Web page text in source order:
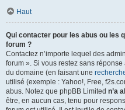
Haut
Qui contacter pour les abus ou les
forum ?
Contactez n’importe lequel des
forum ». Si vous restez sans
du domaine (en faisant une
utilisé (exemple : Yahoo!, Free,
abus. Notez que phpBB Limited n’a
être, en aucun cas, tenu pour